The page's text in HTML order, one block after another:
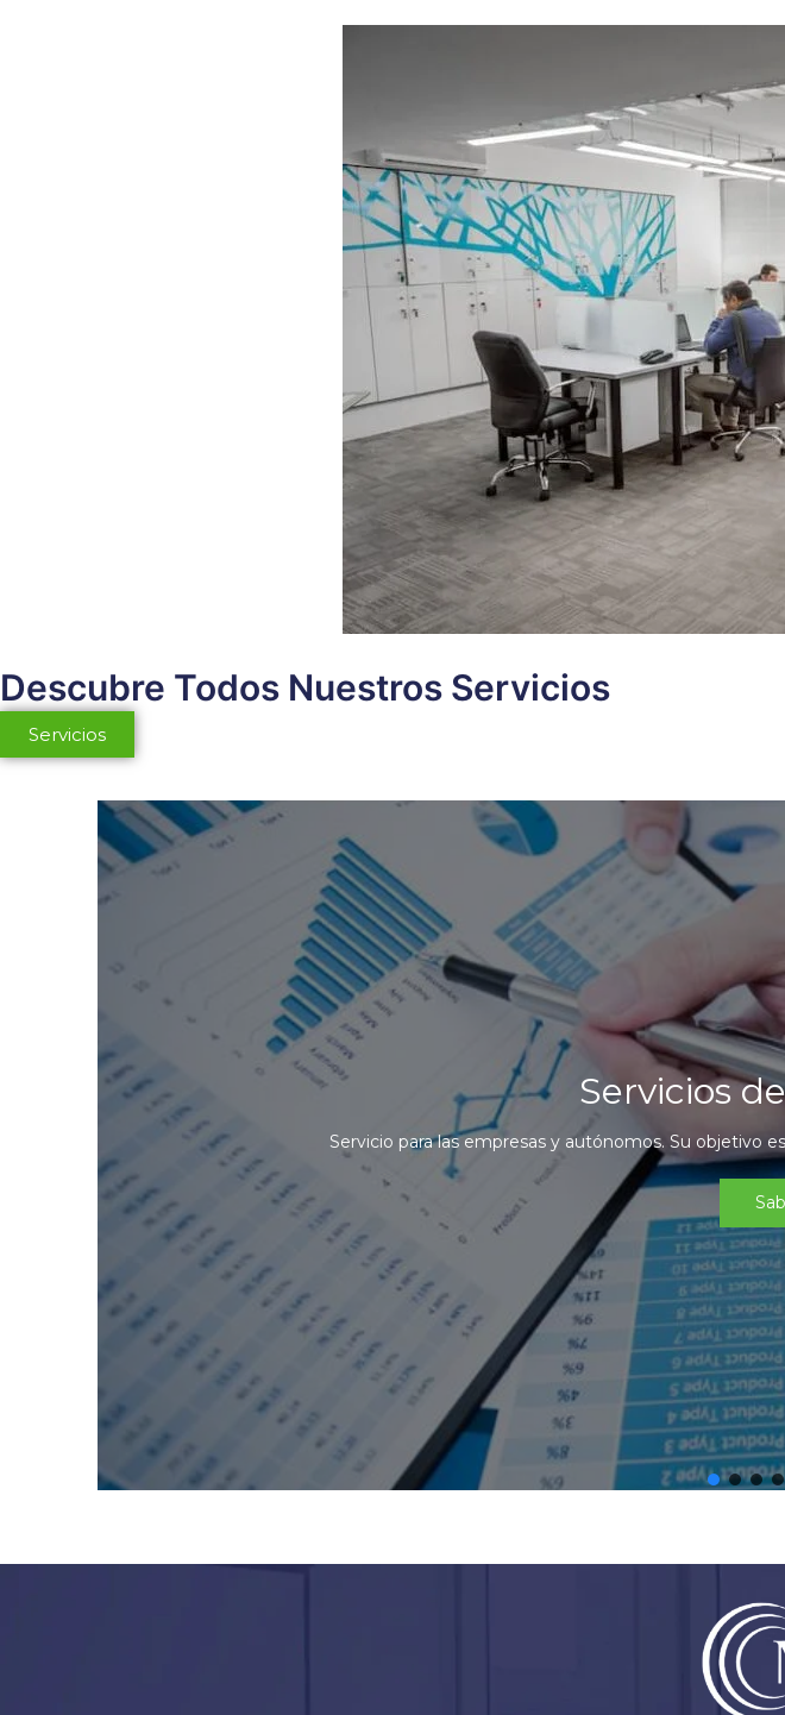
Descubre Todos Nuestros Servicios
Servicios
Servicios
Servicio para las empresas y autónomos. Su objetivo